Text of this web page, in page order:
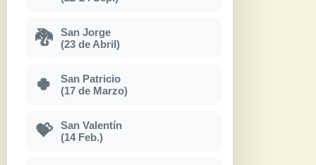
🐉
San Jorge
(23 de Abril)
🍀
San Patricio
(17 de Marzo)
💝
San Valentín
(14 Feb.)